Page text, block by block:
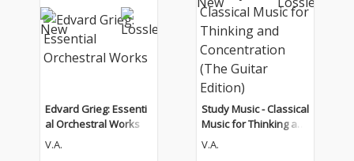
Edvard Grieg: Essenti
al Orchestral Works
V.A.
Study Music - Classical
Music for Thinking an
d Concentration (The
V.A.